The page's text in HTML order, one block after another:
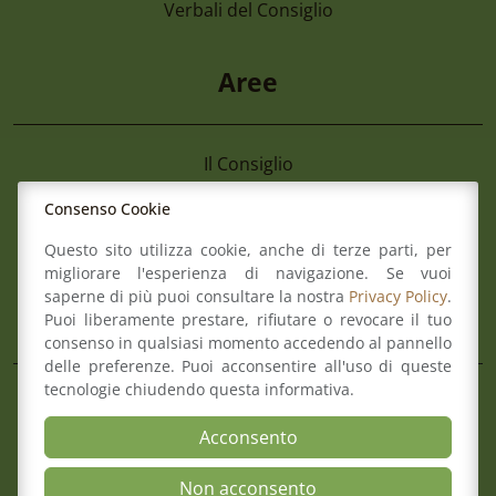
Verbali del Consiglio
Aree
Il Consiglio
Consultazione Albo
Comitato pari opportunità
Mediazione
Organismo di composizione della crisi
Mappa del sito
Contatti
Meccanismo di Feedback
Dichiarazione di Accessibilità
Privacy Policy & Cookie
Consenso Cookie
Questo sito utilizza cookie, anche di terze parti, per
migliorare l'esperienza di navigazione. Se vuoi
saperne di più puoi consultare la nostra Privacy Policy.
Puoi liberamente prestare, rifiutare o revocare il tuo
consenso in qualsiasi momento accedendo al pannello
delle preferenze. Puoi acconsentire all'uso di queste
tecnologie chiudendo questa informativa.
Acconsento
Non acconsento